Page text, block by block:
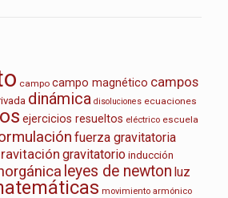
campo campo magnético campos
dinámica disoluciones ecuaciones
ejercicios resueltos eléctrico escuela
fuerza gravitatoria
gravitatorio inducción
leyes de newton luz
movimiento armónico